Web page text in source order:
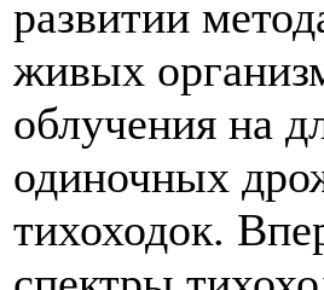
развитии
живых
облучения на
одиночных
тихоходок.